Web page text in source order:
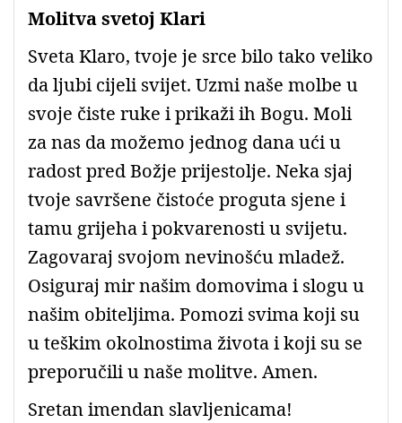
Molitva svetoj Klari
Sveta Klaro, tvoje je srce bilo tako veliko
da ljubi cijeli svijet. Uzmi naše molbe u
svoje čiste ruke i prikaži ih Bogu. Moli
za nas da možemo jednog dana ući u
radost pred Božje prijestolje. Neka sjaj
tvoje savršene čistoće proguta sjene i
tamu grijeha i pokvarenosti u svijetu.
Zagovaraj svojom nevinošću mladež.
Osiguraj mir našim domovima i slogu u
našim obiteljima. Pomozi svima koji su
u teškim okolnostima života i koji su se
preporučili u naše molitve. Amen.
Sretan imendan slavljenicama!